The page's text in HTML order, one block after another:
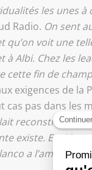
les unes à
Radio. On sent
qu’on voit une
à Albi. Chez les
cette fin de
exigences de
pas dans les
reconstruire
existe. Et si la
a l’ambition